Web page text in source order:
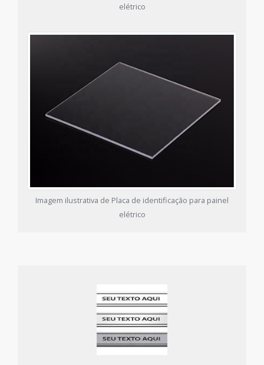
elétrico
Imagem ilustrativa de Placa de identificação para painel
elétrico